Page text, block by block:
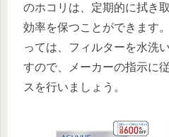
のホコリは、定期的に拭き
効率を保つことができます
っては、フィルターを水洗
すので、メーカーの指示に
スを行いましょう。